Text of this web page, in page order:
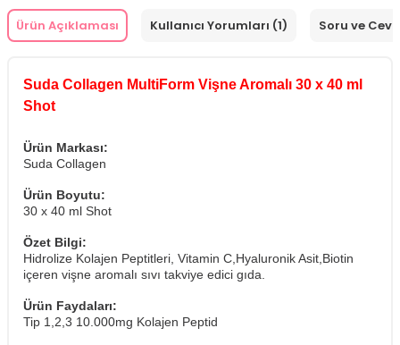
Ürün Açıklaması Kullanıcı Yorumları (1) Soru ve
Suda Collagen MultiForm Vişne Aromalı 30 x 40 ml
Shot
Ürün Markası:
Suda Collagen
Ürün Boyutu:
30 x 40 ml Shot
Özet Bilgi:
Hidrolize Kolajen Peptitleri, Vitamin C,Hyaluronik Asit,Biotin
içeren vişne aromalı sıvı takviye edici gıda.
Ürün Faydaları:
Tip 1,2,3 10.000mg Kolajen Peptid